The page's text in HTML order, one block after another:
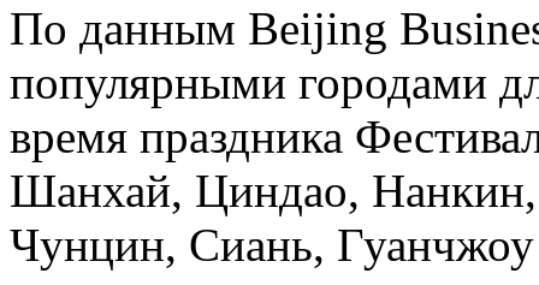
По данным Beijing
популярными городами
время праздника
Шанхай, Циндао,
Чунцин, Сиань,